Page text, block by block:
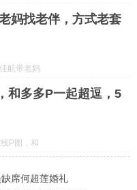
证爆款诞
妈找老伴，方式老套
航带老妈
用_妈妈
和多多P一起超逗，5
P图，和
席何超莲婚礼